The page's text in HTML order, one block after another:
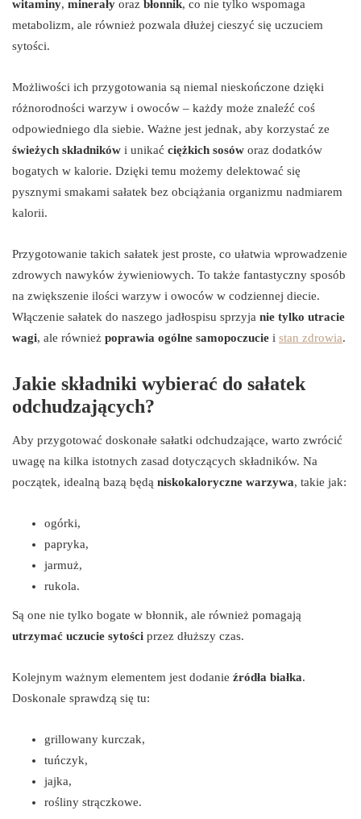
witaminy, minerały oraz błonnik, co nie tylko wspomaga
metabolizm, ale również pozwala dłużej cieszyć się uczuciem
sytości.
Możliwości ich przygotowania są niemal nieskończone dzięki
różnorodności warzyw i owoców – każdy może znaleźć coś
odpowiedniego dla siebie. Ważne jest jednak, aby korzystać ze
świeżych składników i unikać ciężkich sosów oraz dodatków
bogatych w kalorie. Dzięki temu możemy delektować się
pysznymi smakami sałatek bez obciążania organizmu nadmiarem
kalorii.
Przygotowanie takich sałatek jest proste, co ułatwia wprowadzenie
zdrowych nawyków żywieniowych. To także fantastyczny sposób
na zwiększenie ilości warzyw i owoców w codziennej diecie.
Włączenie sałatek do naszego jadłospisu sprzyja nie tylko utracie
wagi, ale również poprawia ogólne samopoczucie i stan zdrowia.
Jakie składniki wybierać do sałatek
odchudzających?
Aby przygotować doskonałe sałatki odchudzające, warto zwrócić
uwagę na kilka istotnych zasad dotyczących składników. Na
początek, idealną bazą będą niskokaloryczne warzywa, takie jak:
ogórki,
papryka,
jarmuż,
rukola.
Są one nie tylko bogate w błonnik, ale również pomagają
utrzymać uczucie sytości przez dłuższy czas.
Kolejnym ważnym elementem jest dodanie źródła białka.
Doskonale sprawdzą się tu:
grillowany kurczak,
tuńczyk,
jajka,
rośliny strączkowe.